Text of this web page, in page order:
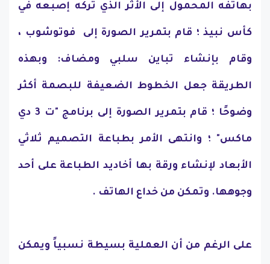
بهاتفه المحمول إلى الأثر الذي تركه إصبعه في
كأس نبيذ ؛ قام بتمرير الصورة إلى فوتوشوب ،
وقام بإنشاء تباين سلبي ومضاف: وبهذه
الطريقة جعل الخطوط الضعيفة للبصمة أكثر
وضوحًا ؛ قام بتمرير الصورة إلى برنامج "ت 3 دي
ماكس" ؛ وانتهى الأمر بطباعة التصميم ثلاثي
الأبعاد لإنشاء ورقة بها أخاديد الطباعة على أحد
وجوهها. وتمكن من خداع الهاتف .
على الرغم من أن العملية بسيطة نسبياً ويمكن